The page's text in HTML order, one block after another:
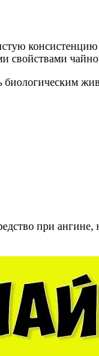
свойствами
при